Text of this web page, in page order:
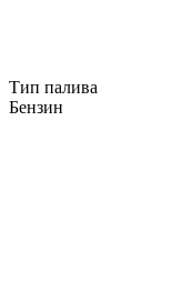
Тип палива
Бензин